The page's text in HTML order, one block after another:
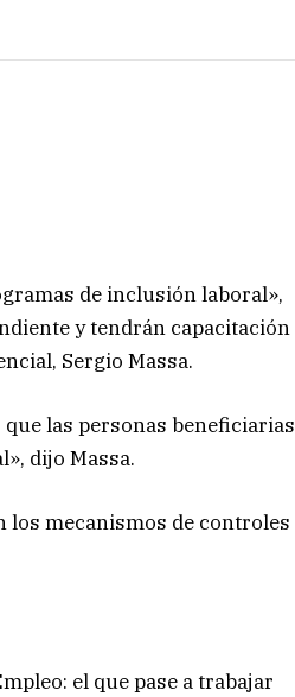
de inclusión laboral»,
y tendrán capacitación
Sergio Massa.
las personas beneficiarias
dijo Massa.
los mecanismos de controles
el que pase a trabajar